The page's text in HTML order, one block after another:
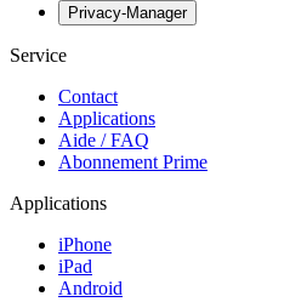
Privacy-Manager
Service
Contact
Applications
Aide / FAQ
Abonnement Prime
Applications
iPhone
iPad
Android